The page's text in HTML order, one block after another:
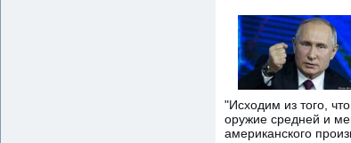
"Исходим из того,
оружие средней и
американского